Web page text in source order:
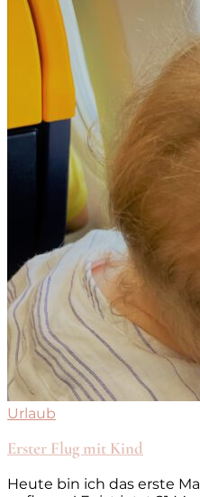
Urlaub
Erster Flug mit Kind
Heute bin ich das erste